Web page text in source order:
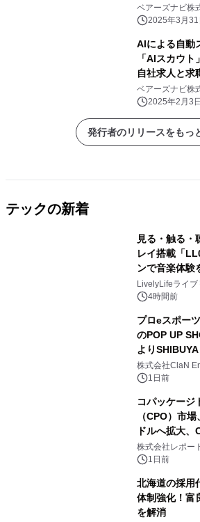
Claude搭載AI
飛躍的に向上
ベアーズナビ株
2025年3月31
AIによる自動
「AIスカウ
自社求人と求
向上
ベアーズナビ株
2025年2月3
発行者のリリースをもっ
テックの新着
見る・触る・
レイ搭載「
ンで音楽体験
LivelyLifeライ
4時間前
プロeスポー
のPOP UP
より
開催決定！！
株式会社ClaN
1日前
コパッケージ
（CPO）市
ドルへ拡大
センター・高
速
株式会社レポー
1日前
北海道の採用
体制強化！富
を解消